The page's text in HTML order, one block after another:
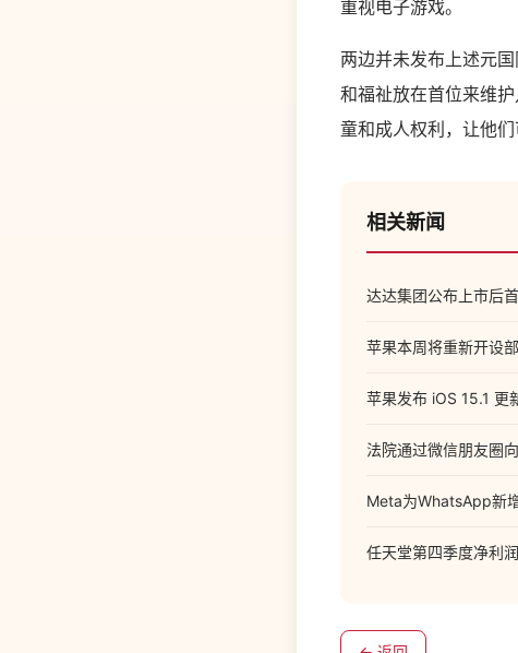
重视电子游戏。
两边并未发布上述元
和福祉放在首位来维
童和成人权利，让他们
相关新闻
达达集团公布上市后
苹果本周将重新开设
苹果发布 iOS 15.1 更
法院通过微信朋友圈
Meta为WhatsApp新
任天堂第四季度净利